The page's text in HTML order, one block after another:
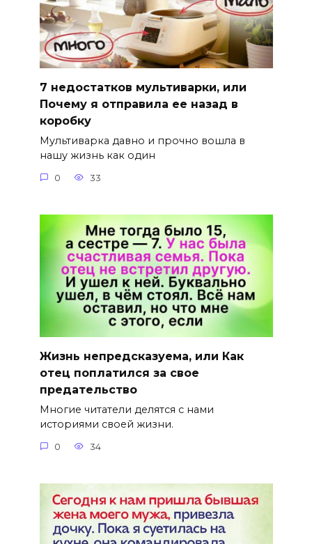
7 недостатков мультиварки, или
Почему я отправила ее назад в
коробку
Мультиварка давно и прочно вошла в
нашу жизнь как один
0 33
Жизнь непредсказуема, или Как
отец поплатился за свое
предательство
Многие читатели делятся с нами
историями своей жизни.
0 34